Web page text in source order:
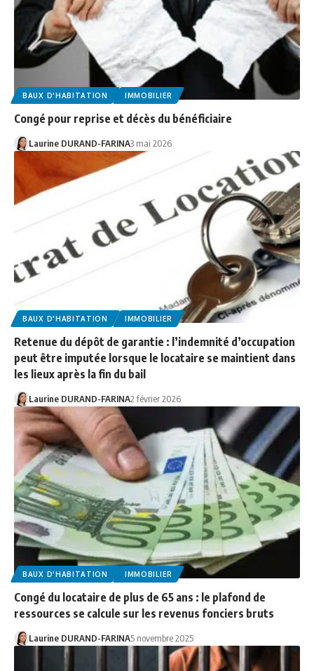
BAUX D'HABITATION IMMOBILIER
Congé pour reprise et décès du bénéficiaire
Laurine DURAND-FARINA3 mai 2026
BAUX D'HABITATION IMMOBILIER
Retenue du dépôt de garantie : l’indemnité d’occupation
peut être imputée lorsque le locataire se maintient dans
les lieux après la fin du bail
Laurine DURAND-FARINA2 février 2026
BAUX D'HABITATION IMMOBILIER
Congé du locataire de plus de 65 ans : le plafond de
ressources se calcule sur les revenus fonciers bruts
Laurine DURAND-FARINA5 novembre 2025